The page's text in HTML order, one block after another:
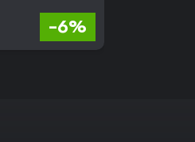
-6%